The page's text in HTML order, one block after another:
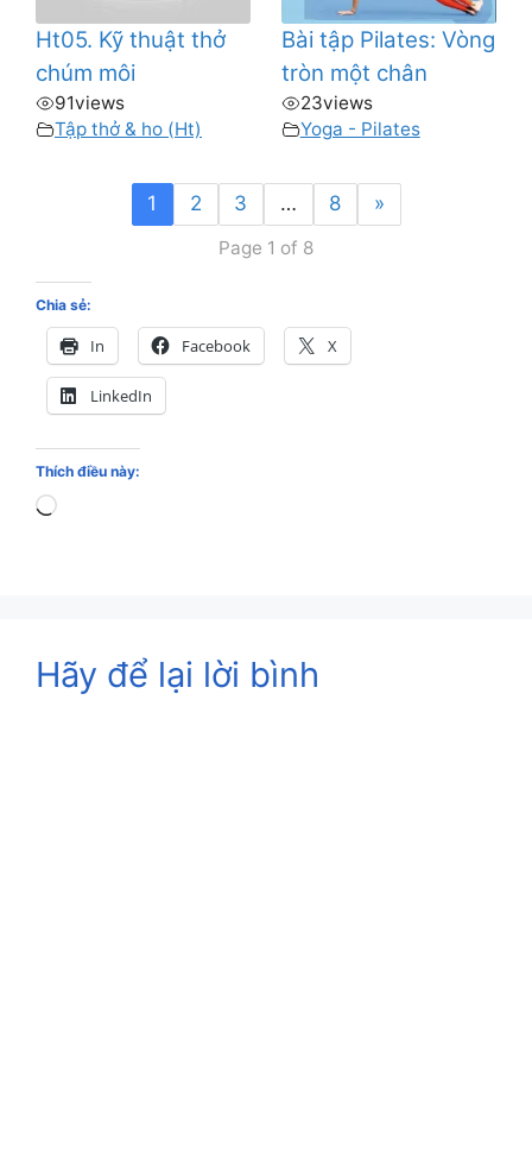
Ht05. Kỹ thuật thở
chúm môi
91views
Tập thở & ho (Ht)
Bài tập Pilates: Vòng
tròn một chân
23views
Yoga - Pilates
1 2 3 … 8 »
Page 1 of 8
Chia sẻ:
In Facebook X
LinkedIn
Thích điều này:
Loading…
Hãy để lại lời bình